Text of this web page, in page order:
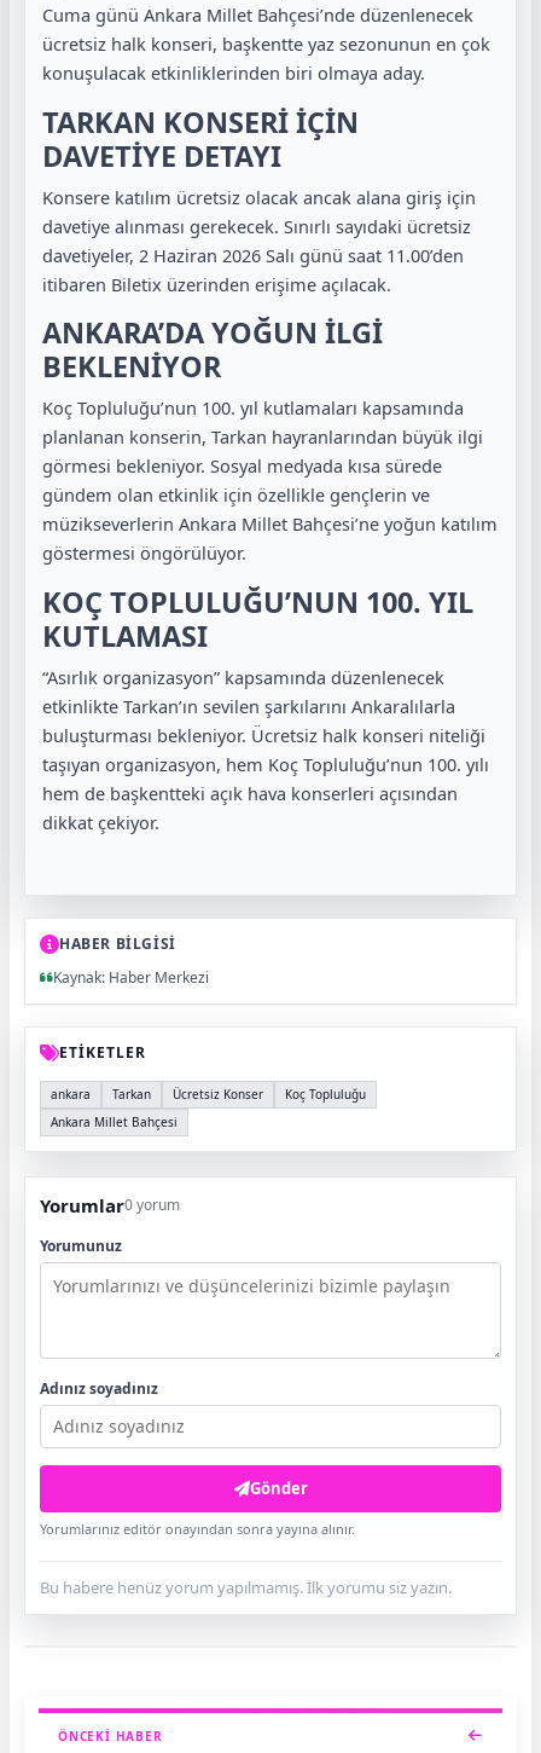
Cuma günü Ankara Millet Bahçesi’nde düzenlenecek
ücretsiz halk konseri, başkentte yaz sezonunun en çok
konuşulacak etkinliklerinden biri olmaya aday.
TARKAN KONSERİ İÇİN
DAVETİYE DETAYI
Konsere katılım ücretsiz olacak ancak alana giriş için
davetiye alınması gerekecek. Sınırlı sayıdaki ücretsiz
davetiyeler, 2 Haziran 2026 Salı günü saat 11.00’den
itibaren Biletix üzerinden erişime açılacak.
ANKARA’DA YOĞUN İLGİ
BEKLENİYOR
Koç Topluluğu’nun 100. yıl kutlamaları kapsamında
planlanan konserin, Tarkan hayranlarından büyük ilgi
görmesi bekleniyor. Sosyal medyada kısa sürede
gündem olan etkinlik için özellikle gençlerin ve
müzikseverlerin Ankara Millet Bahçesi’ne yoğun katılım
göstermesi öngörülüyor.
KOÇ TOPLULUĞU’NUN 100. YIL
KUTLAMASI
“Asırlık organizasyon” kapsamında düzenlenecek
etkinlikte Tarkan’ın sevilen şarkılarını Ankaralılarla
buluşturması bekleniyor. Ücretsiz halk konseri niteliği
taşıyan organizasyon, hem Koç Topluluğu’nun 100. yılı
hem de başkentteki açık hava konserleri açısından
dikkat çekiyor.
HABER BİLGİSİ
Kaynak: Haber Merkezi
ETİKETLER
ankara Tarkan Ücretsiz Konser
Koç Topluluğu
Ankara Millet Bahçesi
Yorumlar0 yorum
Yorumunuz
Adınız soyadınız
Gönder
Yorumlarınız editör onayından sonra yayına alınır.
Bu habere henüz yorum yapılmamış. İlk yorumu siz yazın.
ÖNCEKI HABER